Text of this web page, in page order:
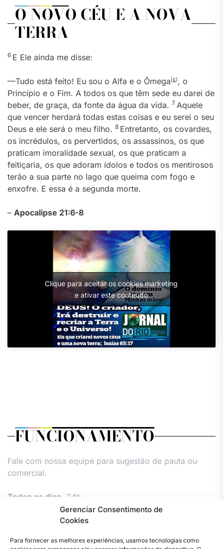
Gerenciar Consentimento de
Cookies
Para fornecer as melhores experiências, usamos tecnologias como
O NOVO CÉU E A NOVA
TERRA
6 E Ele ainda me disse:
—Tudo está feito! Eu sou o Alfa e o Ômega[c], o
Princípio e o Fim. A todos os que têm sede eu darei de
beber, de graça, da fonte da água da vida. 7 Aquele
que vencer herdará todas estas coisas e eu serei o seu
Deus e ele será o meu filho. 8 Entretanto, os covardes,
os incrédulos, os pervertidos, os assassinos, os que
praticam imoralidade sexual, os que praticam a
feitiçaria, os que adoram ídolos e todos os mentirosos
terão a sua parte no lago que queima com fogo e
enxofre. E essa é a segunda morte.
– Apocalipse 21:6-8
Clique para aceitar os cookies marketing
e ativar este conteúdo
FUNCIONAMENTO
Fale com nossa equipe para sugestão de pauta ou
comercial.
Todos os dias, 24h.